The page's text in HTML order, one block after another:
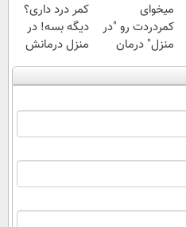
میخوای
کمردردت رو "در
منزل" درمان
کنی؟ (◂فیلم +
◂پرسش‌نامه)
کمر درد داری؟
دیگه بسه! در
منزل درمانش
کن
(◀پرسش‌نامه)